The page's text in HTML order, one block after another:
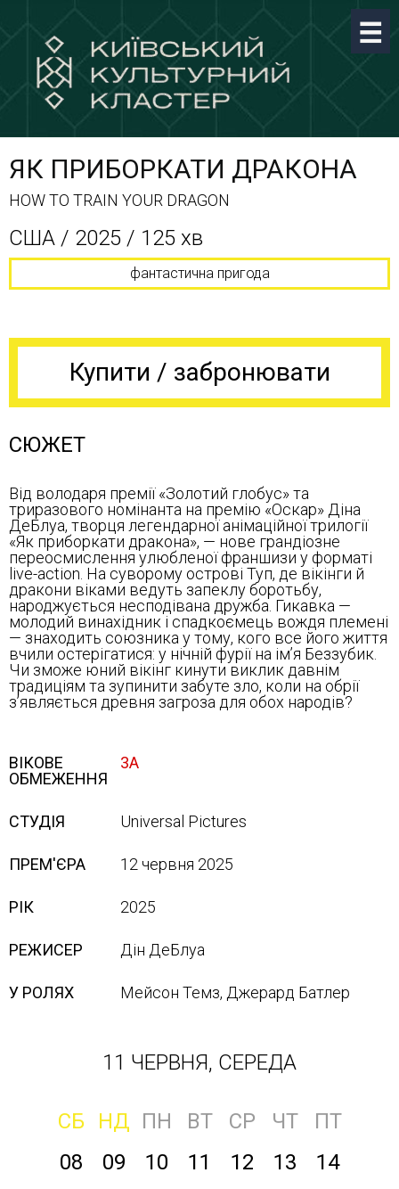
ЯК ПРИБОРКАТИ ДРАКОНА
HOW TO TRAIN YOUR DRAGON
США / 2025 / 125 хв
фантастична пригода
Купити / забронювати
СЮЖЕТ
Від володаря премії «Золотий глобус» та
триразового номінанта на премію «Оскар» Діна
ДеБлуа, творця легендарної анімаційної трилогії
«Як приборкати дракона», — нове грандіозне
переосмислення улюбленої франшизи у форматі
live-action. На суворому острові Туп, де вікінги й
дракони віками ведуть запеклу боротьбу,
народжується несподівана дружба. Гикавка —
молодий винахідник і спадкоємець вождя племені
— знаходить союзника у тому, кого все його життя
вчили остерігатися: у нічній фурії на ім’я Беззубик.
Чи зможе юний вікінг кинути виклик давнім
традиціям та зупинити забуте зло, коли на обрії
з’являється древня загроза для обох народів?
ВІКОВЕ
ОБМЕЖЕННЯ
3A
СТУДІЯ Universal Pictures
ПРЕМ'ЄРА 12 червня 2025
РІК 2025
РЕЖИСЕР Дін ДеБлуа
У РОЛЯХ Мейсон Темз, Джерард Батлер
11 ЧЕРВНЯ, СЕРЕДА
СБ НД ПН ВТ СР ЧТ
ПТ
08
09 10 11 12 13 14